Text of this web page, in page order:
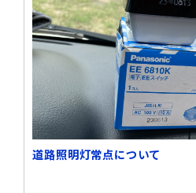
道路照明灯常点について